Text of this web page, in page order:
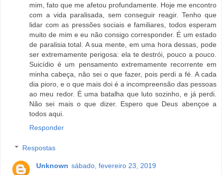
mim, fato que me afetou profundamente. Hoje me encontro
com a vida paralisada, sem conseguir reagir. Tenho que
lidar com as pressões sociais e familiares, todos esperam
muito de mim e eu não consigo corresponder. É um estado
de paralisia total. A sua mente, em uma hora dessas, pode
ser extremamente perigosa: ela te destrói, pouco a pouco.
Suicídio é um pensamento extremamente recorrente em
minha cabeça, não sei o que fazer, pois perdi a fé. A cada
dia pioro, e o que mais doi é a incompreensão das pessoas
ao meu redor. É uma batalha que luto sozinho, e já perdi.
Não sei mais o que dizer. Espero que Deus abençoe a
todos aqui.
Responder
Respostas
Unknown sábado, fevereiro 23, 2019